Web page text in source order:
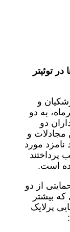
توئیتر
و
بازه زمانی بامداد ۹ تا ۱۲ تیرماه، به دو
دو
مجادلات و
مورد
پرداختند
است.
از دو
بیشتر
پرلایک